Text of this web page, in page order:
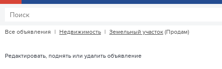
Все объявления | Недвижимость | Земельный участок (Продам)
Редактировать, поднять или удалить объявление